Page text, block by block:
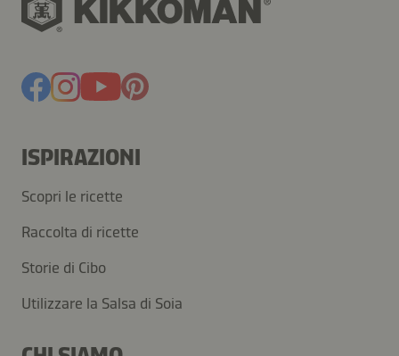
ISPIRAZIONI
Scopri le ricette
Raccolta di ricette
Storie di Cibo
Utilizzare la Salsa di Soia